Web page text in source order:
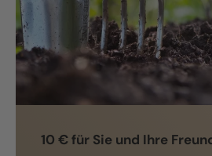
10 € für Sie und Ihre